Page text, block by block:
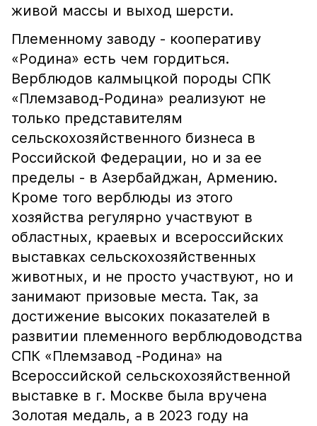
живой массы и выход шерсти.
Племенному заводу - кооперативу
«Родина» есть чем гордиться.
Верблюдов калмыцкой породы СПК
«Племзавод-Родина» реализуют не
только представителям
сельскохозяйственного бизнеса в
Российской Федерации, но и за ее
пределы - в Азербайджан, Армению.
Кроме того верблюды из этого
хозяйства регулярно участвуют в
областных, краевых и всероссийских
выставках сельскохозяйственных
животных, и не просто участвуют, но и
занимают призовые места. Так, за
достижение высоких показателей в
развитии племенного верблюдоводства
СПК «Племзавод -Родина» на
Всероссийской сельскохозяйственной
выставке в г. Москве была вручена
Золотая медаль, а в 2023 году на